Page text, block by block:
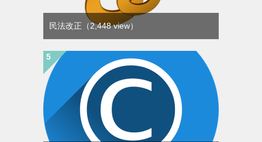
民法改正 （2,448 view）